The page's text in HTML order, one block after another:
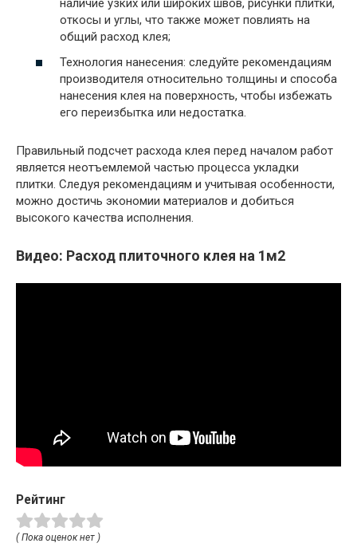
наличие узких или широких швов, рисунки плитки,
откосы и углы, что также может повлиять на
общий расход клея;
Технология нанесения: следуйте рекомендациям
производителя относительно толщины и способа
нанесения клея на поверхность, чтобы избежать
его переизбытка или недостатка.
Правильный подсчет расхода клея перед началом работ
является неотъемлемой частью процесса укладки
плитки. Следуя рекомендациям и учитывая особенности,
можно достичь экономии материалов и добиться
высокого качества исполнения.
Видео: Расход плиточного клея на 1м2
Рейтинг
( Пока оценок нет )